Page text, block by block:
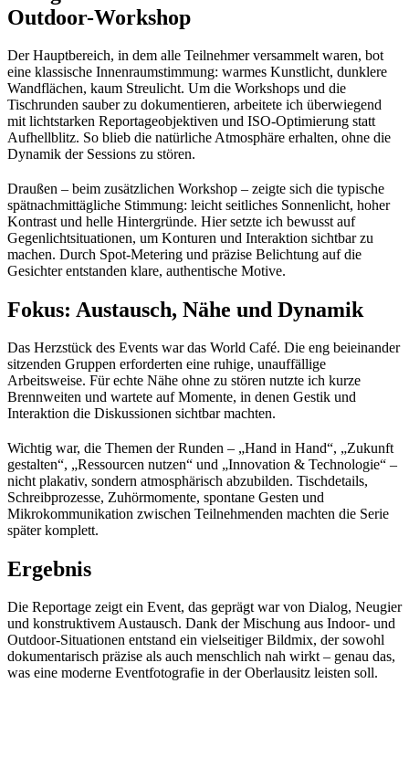
Outdoor-Workshop
Der Hauptbereich, in dem alle Teilnehmer versammelt waren, bot
eine klassische Innenraumstimmung: warmes Kunstlicht, dunklere
Wandflächen, kaum Streulicht. Um die Workshops und die
Tischrunden sauber zu dokumentieren, arbeitete ich überwiegend
mit lichtstarken Reportageobjektiven und ISO‑Optimierung statt
Aufhellblitz. So blieb die natürliche Atmosphäre erhalten, ohne die
Dynamik der Sessions zu stören.
Draußen – beim zusätzlichen Workshop – zeigte sich die typische
spätnachmittägliche Stimmung: leicht seitliches Sonnenlicht, hoher
Kontrast und helle Hintergründe. Hier setzte ich bewusst auf
Gegenlichtsituationen, um Konturen und Interaktion sichtbar zu
machen. Durch Spot‑Metering und präzise Belichtung auf die
Gesichter entstanden klare, authentische Motive.
Fokus: Austausch, Nähe und Dynamik
Das Herzstück des Events war das World Café. Die eng beieinander
sitzenden Gruppen erforderten eine ruhige, unauffällige
Arbeitsweise. Für echte Nähe ohne zu stören nutzte ich kurze
Brennweiten und wartete auf Momente, in denen Gestik und
Interaktion die Diskussionen sichtbar machten.
Wichtig war, die Themen der Runden – „Hand in Hand“, „Zukunft
gestalten“, „Ressourcen nutzen“ und „Innovation & Technologie“ –
nicht plakativ, sondern atmosphärisch abzubilden. Tischdetails,
Schreibprozesse, Zuhörmomente, spontane Gesten und
Mikrokommunikation zwischen Teilnehmenden machten die Serie
später komplett.
Ergebnis
Die Reportage zeigt ein Event, das geprägt war von Dialog, Neugier
und konstruktivem Austausch. Dank der Mischung aus Indoor- und
Outdoor-Situationen entstand ein vielseitiger Bildmix, der sowohl
dokumentarisch präzise als auch menschlich nah wirkt – genau das,
was eine moderne Eventfotografie in der Oberlausitz leisten soll.